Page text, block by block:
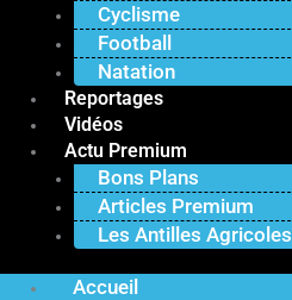
Cyclisme
Football
Natation
Reportages
Vidéos
Actu Premium
Bons Plans
Articles Premium
Les Antilles Agricoles
Accueil